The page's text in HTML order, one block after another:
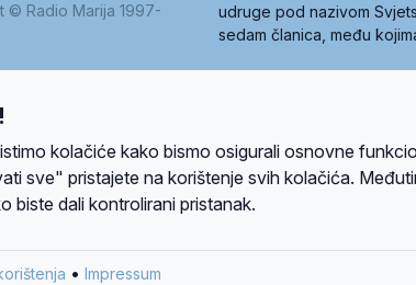
© Radio Marija 1997-
udruge pod nazivom
sedam članica, među
reCAPTCHA sustavom
kolačiće kako bismo osigurali osnovne
sve" pristajete na korištenje svih kolačića.
biste dali kontrolirani pristanak.
• Impressum